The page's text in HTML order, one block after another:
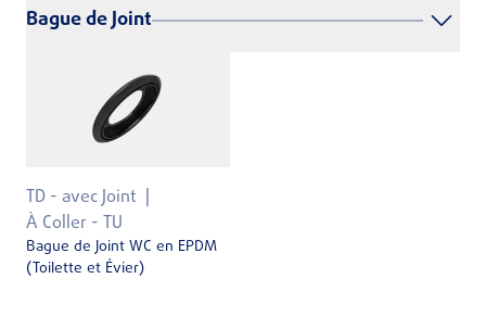
Bague de Joint
TD - avec Joint
À Coller - TU
Bague de Joint WC en EPDM
(Toilette et Évier)